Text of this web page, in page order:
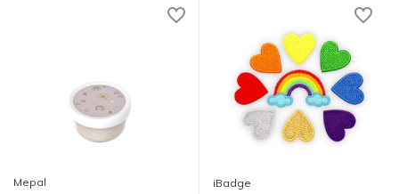
Mepal iBadge